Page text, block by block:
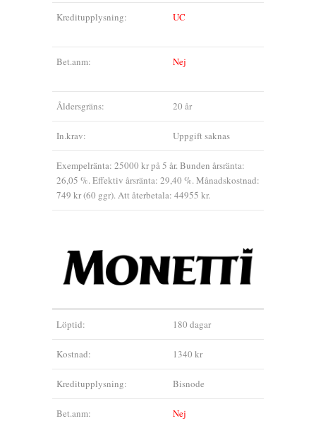
Kreditupplysning: UC
Bet.anm: Nej
Åldersgräns: 20 år
In.krav: Uppgift saknas
Exempelränta: 25000 kr på 5 år. Bunden årsränta:
26,05 %. Effektiv årsränta: 29,40 %. Månadskostnad:
749 kr (60 ggr). Att återbetala: 44955 kr.
Löptid: 180 dagar
Kostnad: 1340 kr
Kreditupplysning: Bisnode
Bet.anm: Nej